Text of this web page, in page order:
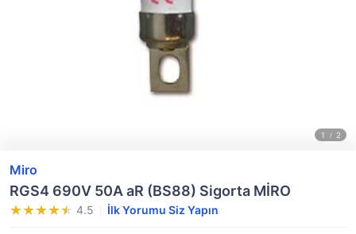
Miro
RGS4 690V 50A aR (BS88) Sigorta MİRO
4.5 İlk Yorumu Siz Yapın